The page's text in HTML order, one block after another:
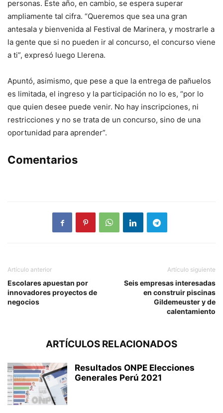
personas. Este año, en cambio, se espera superar
ampliamente tal cifra. “Queremos que sea una gran
antesala y bienvenida al Festival de Marinera, y mostrarle a
la gente que si no pueden ir al concurso, el concurso viene
a ti”, expresó luego Llerena.
Apuntó, asimismo, que pese a que la entrega de pañuelos
es limitada, el ingreso y la participación no lo es, “por lo
que quien desee puede venir. No hay inscripciones, ni
restricciones y no se trata de un concurso, sino de una
oportunidad para aprender”.
Comentarios
Artículo anterior
Escolares apuestan por
innovadores proyectos de
negocios
Artículo siguiente
Seis empresas interesadas
en construir piscinas
Gildemeuster y de
calentamiento
ARTÍCULOS RELACIONADOS
Resultados ONPE Elecciones
Generales Perú 2021